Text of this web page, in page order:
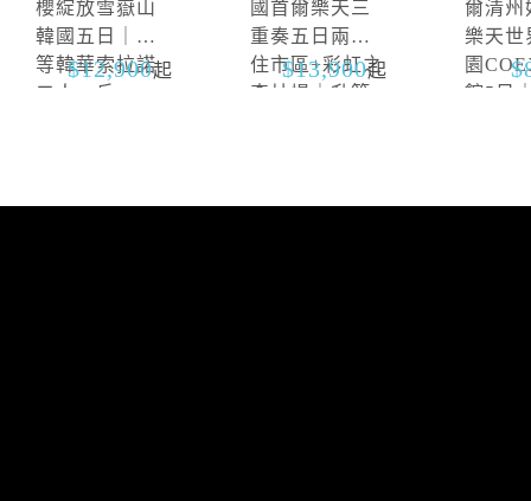
嶽
山
櫻綻放雪嶽山
韓國五日｜升
等韓華索拉諾
二人一戶
12,900起
川
國首爾樂天三
重奏五日兩晚
住市區+彩虹之
森片場｜升等
13,900起
爾清州
樂天世
園
館5日